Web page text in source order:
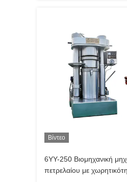
Βίντεο
6YY-250 Βιομηχανική
πετρελαίου με